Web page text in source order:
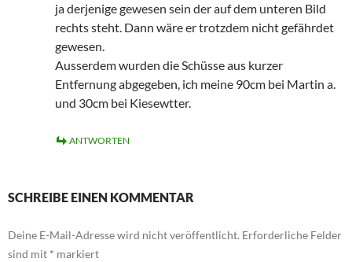
ja derjenige gewesen sein der auf dem unteren Bild
rechts steht. Dann wäre er trotzdem nicht gefährdet
gewesen.
Ausserdem wurden die Schüsse aus kurzer
Entfernung abgegeben, ich meine 90cm bei Martin a.
und 30cm bei Kiesewtter.
ANTWORTEN
SCHREIBE EINEN KOMMENTAR
Deine E-Mail-Adresse wird nicht veröffentlicht. Erforderliche Felder
sind mit * markiert